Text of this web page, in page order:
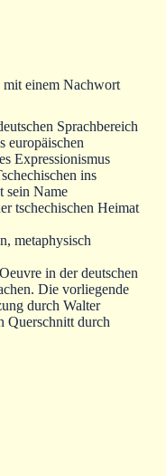
mit einem Nachwort
Sprachbereich
europäischen
Expressionismus
ins
sein Name
tschechischen Heimat
metaphysisch
in der deutschen
Die vorliegende
durch Walter
Querschnitt durch